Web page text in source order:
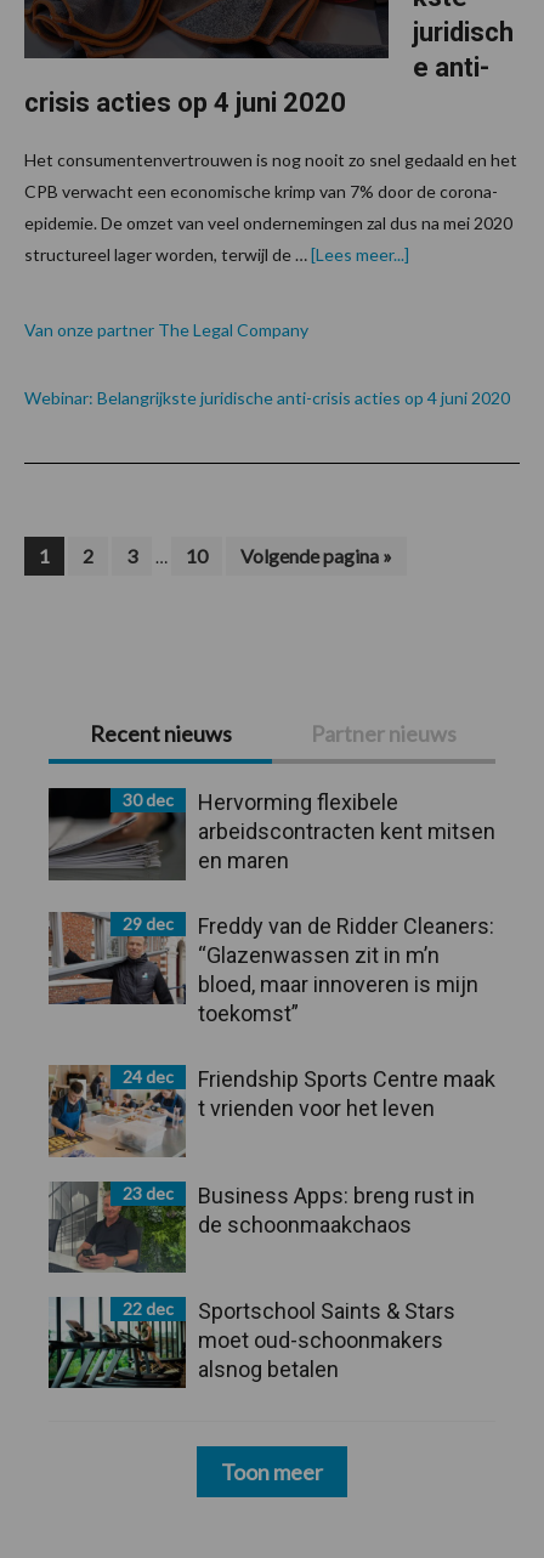
juridisch
e anti-
crisis acties op 4 juni 2020
Het consumentenvertrouwen is nog nooit zo snel gedaald en het
CPB verwacht een economische krimp van 7% door de corona-
epidemie. De omzet van veel ondernemingen zal dus na mei 2020
structureel lager worden, terwijl de …[Lees meer...]
Van onze partner The Legal Company
Webinar: Belangrijkste juridische anti-crisis acties op 4 juni 2020
Pagina
1 Pagina
2 Pagina
3
Interim
… Pagina
10
Ga
naar
Volgende pagina »
Primaire
Sidebar
Recent nieuws Partner nieuws
30 dec
Hervorming flexibele
arbeidscontracten kent mitsen
en maren
29 dec
Freddy van de Ridder Cleaners:
“Glazenwassen zit in m’n
bloed, maar innoveren is mijn
toekomst”
24 dec
Friendship Sports Centre maak
t vrienden voor het leven
23 dec
Business Apps: breng rust in
de schoonmaakchaos
22 dec
Sportschool Saints & Stars
moet oud-schoonmakers
alsnog betalen
Toon meer